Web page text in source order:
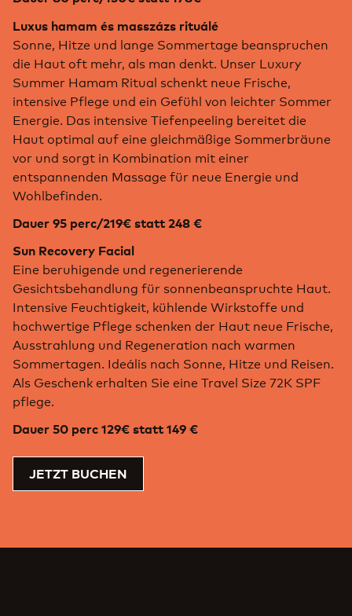
Luxus hamam és masszázs rituálé
Sonne, Hitze und lange Sommertage beanspruchen
die Haut oft mehr, als man denkt. Unser Luxury
Summer Hamam Ritual schenkt neue Frische,
intensive Pflege und ein Gefühl von leichter Sommer
Energie. Das intensive Tiefenpeeling bereitet die
Haut optimal auf eine gleichmäßige Sommerbräune
vor und sorgt in Kombination mit einer
entspannenden Massage für neue Energie und
Wohlbefinden.
Dauer 95 perc/219€ statt 248 €
Sun Recovery Facial
Eine beruhigende und regenerierende
Gesichtsbehandlung für sonnenbeanspruchte Haut.
Intensive Feuchtigkeit, kühlende Wirkstoffe und
hochwertige Pflege schenken der Haut neue Frische,
Ausstrahlung und Regeneration nach warmen
Sommertagen. Ideális nach Sonne, Hitze und Reisen.
Als Geschenk erhalten Sie eine Travel Size 72K SPF
pflege.
Dauer 50 perc 129€ statt 149 €
JETZT BUCHEN